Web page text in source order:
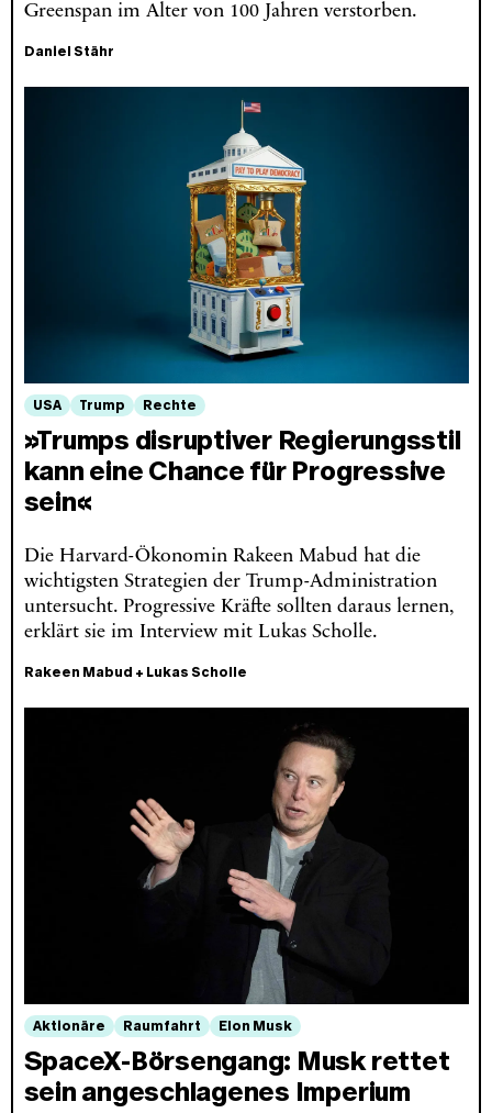
Greenspan im Alter von 100 Jahren verstorben.
Daniel Stähr
USA Trump Rechte
»Trumps disruptiver Regierungsstil
kann eine Chance für Progressive
sein«
Die Harvard-Ökonomin Rakeen Mabud hat die
wichtigsten Strategien der Trump-Administration
untersucht. Progressive Kräfte sollten daraus lernen,
erklärt sie im Interview mit Lukas Scholle.
Rakeen Mabud + Lukas Scholle
Aktionäre Raumfahrt Elon Musk
SpaceX‑Börsengang: Musk rettet
sein angeschlagenes Imperium